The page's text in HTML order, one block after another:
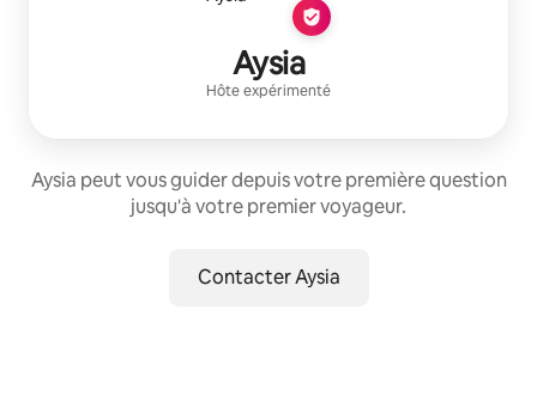
Aysia
Hôte expérimenté
Aysia peut vous guider depuis votre première question
jusqu'à votre premier voyageur.
Contacter Aysia